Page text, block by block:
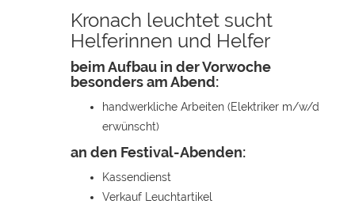
Kronach leuchtet sucht
Helferinnen und Helfer
beim Aufbau in der Vorwoche
besonders am Abend:
handwerkliche Arbeiten (Elektriker m/w/d
erwünscht)
an den Festival-Abenden:
Kassendienst
Verkauf Leuchtartikel